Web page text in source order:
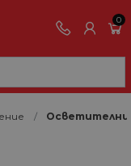
0
Осветителни